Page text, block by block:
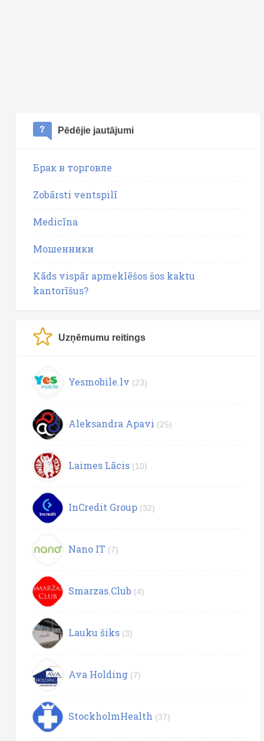
Pēdējie jautājumi
Брак в торговле
Zobārsti ventspilī
Medicīna
Мошенники
Kāds vispār apmeklēšos šos kaktu
kantorīšus?
Uzņēmumu reitings
Yesmobile.lv (23)
Aleksandra Apavi (25)
Laimes Lācis (10)
InCredit Group (32)
Nano IT (7)
Smarzas.Club (4)
Lauku šiks (3)
Ava Holding (7)
StockholmHealth (37)